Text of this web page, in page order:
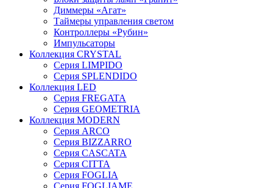
Диммеры «Агат»
Таймеры управления светом
Контроллеры «Рубин»
Импульсаторы
Коллекция CRYSTAL
Серия LIMPIDO
Серия SPLENDIDO
Коллекция LED
Серия FREGATA
Серия GEOMETRIA
Коллекция MODERN
Серия ARCO
Серия BIZZARRO
Серия CASCATA
Серия CITTA
Серия FOGLIA
Серия FOGLIAME